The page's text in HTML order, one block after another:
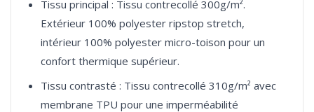
Tissu principal : Tissu contrecollé 300g/m².
Extérieur 100% polyester ripstop stretch,
intérieur 100% polyester micro-toison pour un
confort thermique supérieur.
Tissu contrasté : Tissu contrecollé 310g/m² avec
membrane TPU pour une imperméabilité